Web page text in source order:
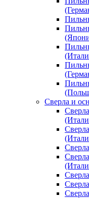
Сверла и